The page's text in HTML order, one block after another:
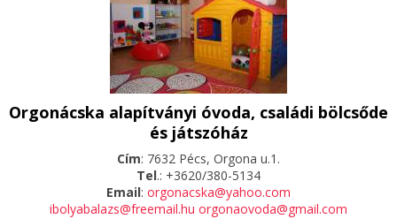
Orgonácska alapítványi óvoda, családi bölcsőde
és játszóház
Cím: 7632 Pécs, Orgona u.1.
Tel.: +3620/380-5134
Email: orgonacska@yahoo.com
ibolyabalazs@freemail.hu orgonaovoda@gmail.com